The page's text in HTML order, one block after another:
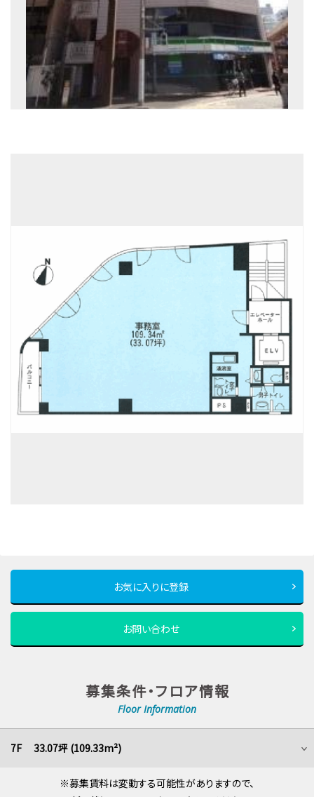
お気に入りに登録
お問い合わせ
募集条件・フロア情報
Floor Information
7F 33.07坪 (109.33m²)
※募集賃料は変動する可能性がありますので、